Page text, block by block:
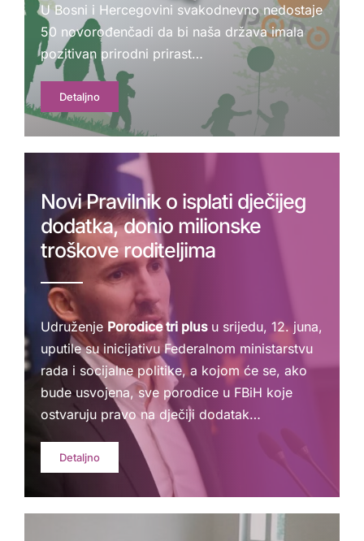
U Bosni i Hercegovini svakodnevno nedostaje
50 novorođenčadi da bi naša država imala
pozitivan prirodni prirast…
Detaljno
Novi Pravilnik o isplati dječijeg
dodatka, donio milionske
troškove roditeljima
Udruženje Porodice tri plus u srijedu, 12. juna,
uputile su inicijativu Federalnom ministarstvu
rada i socijalne politike, a kojom će se, ako
bude usvojena, sve porodice u FBiH koje
ostvaruju pravo na dječiji dodatak…
Detaljno